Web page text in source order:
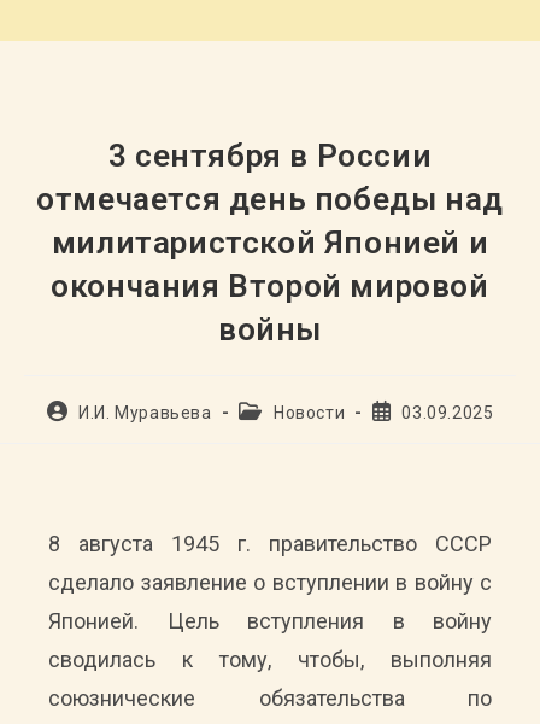
3 сентября в России
отмечается день победы над
милитаристской Японией и
окончания Второй мировой
войны
АвторИ.И. Муравьева
РубрикаНовости
Запись03.09.2025
8 августа 1945 г. правительство СССР
сделало заявление о вступлении в войну с
Японией. Цель вступления в войну
сводилась к тому, чтобы, выполняя
союзнические обязательства по